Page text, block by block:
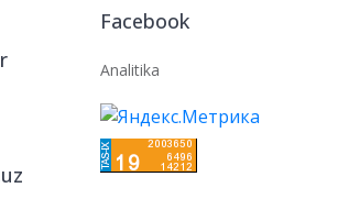
Instagram
Telegram
Analitika